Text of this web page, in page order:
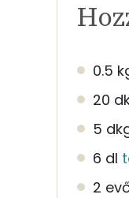
0.5
20
5
6 dl
2